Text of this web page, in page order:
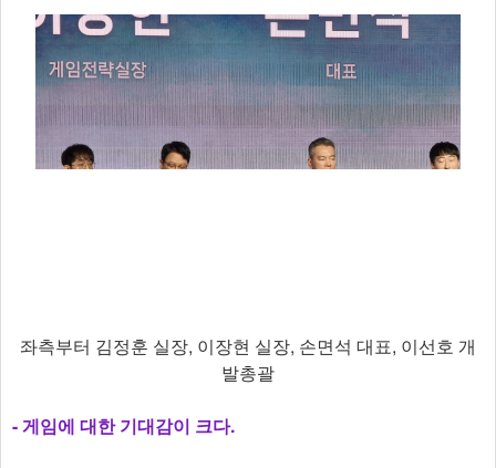
​좌측부터 김정훈 실장, 이장현 실장, 손면석 대표, 이선호 개
발총괄
-게임에 대한 기대감이 크다.